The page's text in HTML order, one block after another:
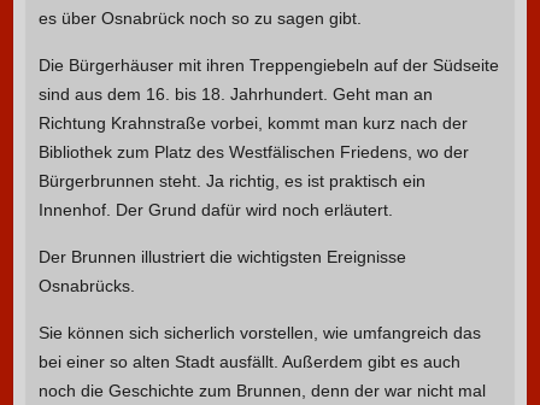
es über Osnabrück noch so zu sagen gibt.
Die Bürgerhäuser mit ihren Treppengiebeln auf der Südseite
sind aus dem 16. bis 18. Jahrhundert. Geht man an
Richtung Krahnstraße vorbei, kommt man kurz nach der
Bibliothek zum Platz des Westfälischen Friedens, wo der
Bürgerbrunnen steht. Ja richtig, es ist praktisch ein
Innenhof. Der Grund dafür wird noch erläutert.
Der Brunnen illustriert die wichtigsten Ereignisse
Osnabrücks.
Sie können sich sicherlich vorstellen, wie umfangreich das
bei einer so alten Stadt ausfällt. Außerdem gibt es auch
noch die Geschichte zum Brunnen, denn der war nicht mal